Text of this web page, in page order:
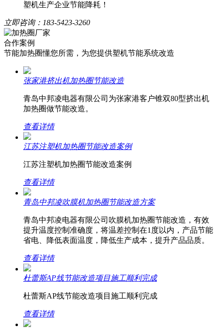
塑机生产企业节能降耗！
立即咨询： 183-5423-3260
合作案例
节能加热圈懂您所需，为您提供塑机节能系统改造
张家港挤出机加热圈节能改造
青岛中邦凌电器有限公司为张家港客户锥双80型挤出机
加热圈做节能改造。
查看详情
江苏注塑机加热圈节能改造案例
江苏注塑机加热圈节能改造案例
查看详情
青岛中邦凌吹膜机加热圈节能改造方案
青岛中邦凌电器有限公司吹膜机加热圈节能改造，有效
提升温度控制准确度，将温差控制在1度以内，产品节能
省电、降低表面温度，降低生产成本，提升产品品质。
查看详情
杜蕾斯AP线节能改造项目施工顺利完成
杜蕾斯AP线节能改造项目施工顺利完成
查看详情